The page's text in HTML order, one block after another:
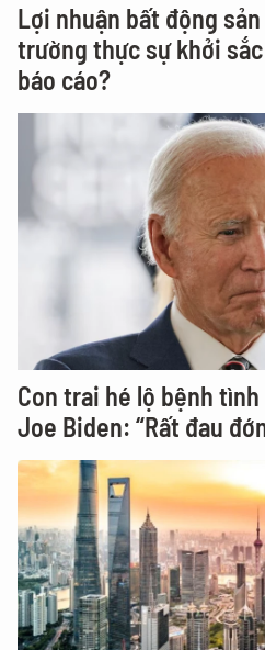
Lợi nhuận bất động
trường thực sự khởi
báo cáo?
Con trai hé lộ bệnh
Joe Biden: “Rất đau